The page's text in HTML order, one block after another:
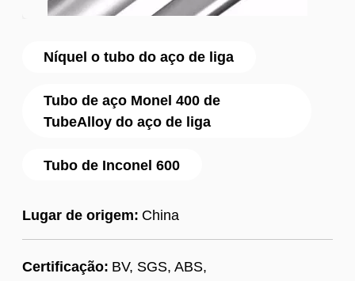
Níquel o tubo do aço de liga
Tubo de aço Monel 400 de
TubeAlloy do aço de liga
Tubo de Inconel 600
Lugar de origem: China
Certificação: BV, SGS, ABS,